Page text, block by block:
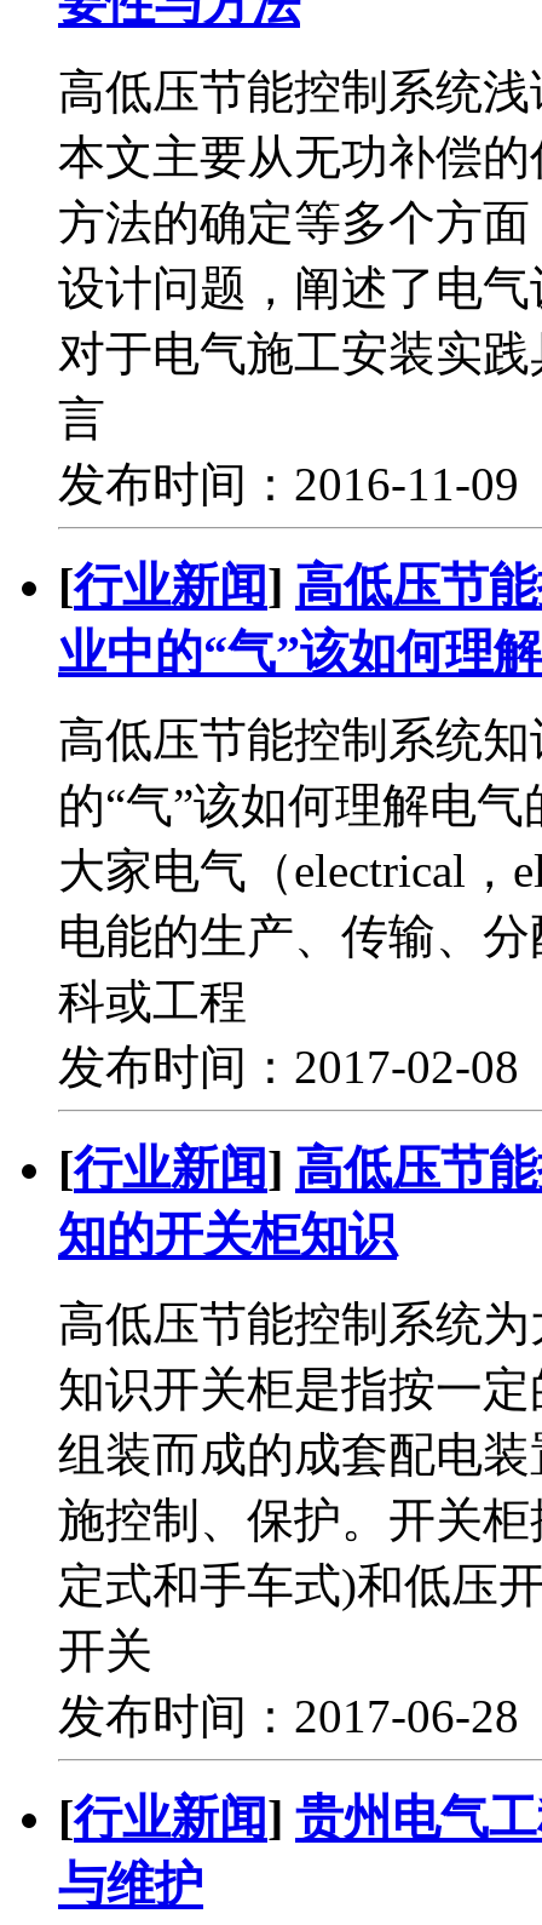
高低压节能控制系统
本文主要从无功补偿
方法的确定等多个方
设计问题，阐述了电
对于电气施工安装实
言
发布时间：2016-11-
[行业新闻] 高低压节
业中的“气”该如何理解
高低压节能控制系统
的“气”该如何理解电
大家电气（electrical，
电能的生产、传输、
科或工程
发布时间：2017-02-
[行业新闻] 高低压节
知的开关柜知识
高低压节能控制系统
知识开关柜是指按一
组装而成的成套配电
施控制、保护。开关
定式和手车式)和低压
开关
发布时间：2017-06-
[行业新闻] 贵州电气
与维护